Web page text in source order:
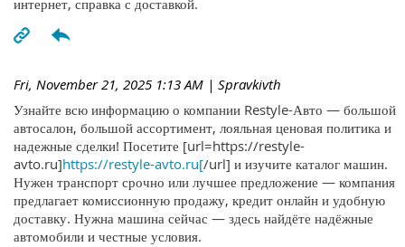
Fri, November 21, 2025 1:13 AM | Spravkivth
Узнайте всю информацию о компании Restyle-Авто — большой
автосалон, большой ассортимент, лояльная ценовая политика и
надежные сделки! Посетите [url=https://restyle-
avto.ru]https://restyle-avto.ru[/url] и изучите каталог машин.
Нужен транспорт срочно или лучшее предложение — компания
предлагает комиссионную продажу, кредит онлайн и удобную
доставку. Нужна машина сейчас — здесь найдёте надёжные
автомобили и честные условия.